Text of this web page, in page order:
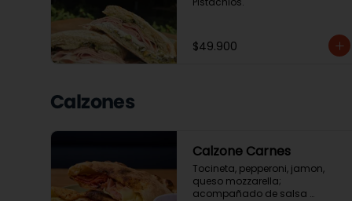
$49.900
Calzones
Calzone Carnes
Tocineta, pepperoni, jamon,
queso mozzarella;
acompañado de salsa